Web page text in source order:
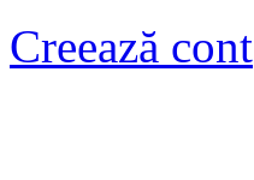
Creează cont